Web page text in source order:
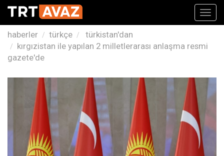
haberler türkçe
türkistan'dan
kırgızistan ile yapılan 2 milletlerarası anlaşma resmi
gazete'de